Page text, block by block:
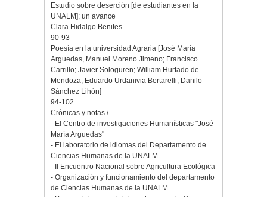
Estudio sobre deserción [de estudiantes en la
UNALM]; un avance
Clara Hidalgo Benites
90-93
Poesía en la universidad Agraria [José María
Arguedas, Manuel Moreno Jimeno; Francisco
Carrillo; Javier Sologuren; William Hurtado de
Mendoza; Eduardo Urdanivia Bertarelli; Danilo
Sánchez Lihón]
94-102
Crónicas y notas /
- El Centro de investigaciones Humanísticas "José
María Arguedas"
- El laboratorio de idiomas del Departamento de
Ciencias Humanas de la UNALM
- II Encuentro Nacional sobre Agricultura Ecológica
- Organización y funcionamiento del departamento
de Ciencias Humanas de la UNALM